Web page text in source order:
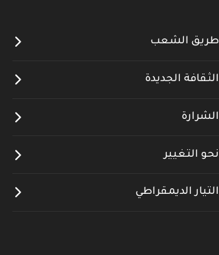
طريق الشعب
الثقافة الجديدة
الشرارة
نحو التغيير
التيار الديمقراطي